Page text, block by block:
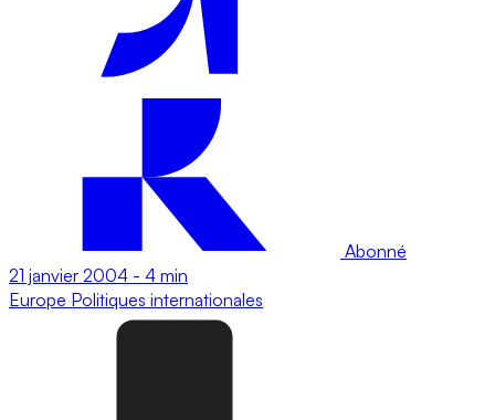
Abonné
21 janvier 2004 - 4 min
Europe Politiques internationales